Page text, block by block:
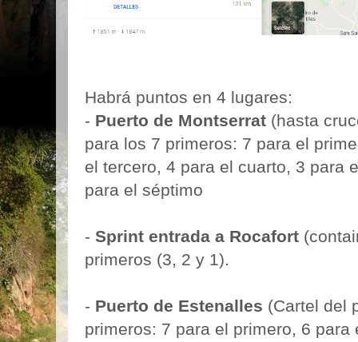
Habrá puntos en 4 lugares:
- Puerto de Montserrat (hasta
para los 7 primeros: 7 para el
el tercero, 4 para el cuarto, 3 para
para el séptimo
- Sprint entrada a Rocafort
primeros (3, 2 y 1).
- Puerto de Estenalles (Cartel del
primeros: 7 para el primero, 6